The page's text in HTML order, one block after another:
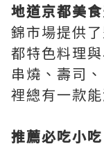
地道京都美
錦市場提供
都特色料理
串燒、壽司
裡總有一款
推薦必吃小吃